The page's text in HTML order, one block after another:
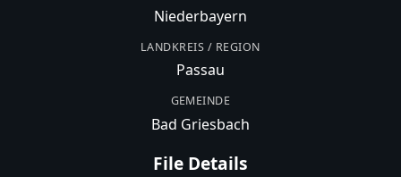
Niederbayern
LANDKREIS / REGION
Passau
GEMEINDE
Bad Griesbach
File Details